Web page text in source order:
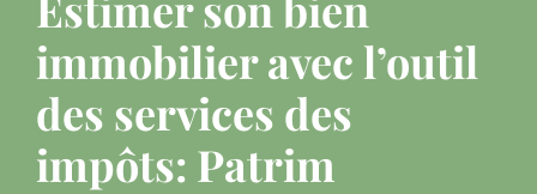
immobilier avec l’outil
des services des
impôts: Patrim